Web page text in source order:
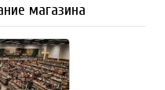
магазина